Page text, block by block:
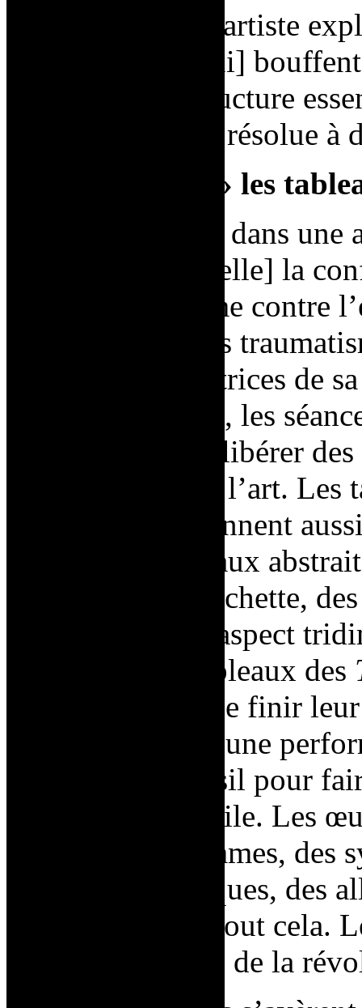
». L’artiste
tourments qui [lui]
à [s]a vie une structure
l’hôpital, elle est résolue à
Faire « saigner » les
Saint Phalle écrit dans
« avait brisé en [elle] la
viol est « un crime contre
révolte contre des
valeurs conservatrices de
paternelle brisé –, les
permettent de se libérer
enfance à travers l’art.
peinture, comprennent
toile. Ces matériaux
ciseaux, une fourchette,
aux tableaux un aspect
important, les tableaux des
les prépare afin de finir
d’invités : lors d’une
pistolet ou un fusil pour
insérés dans la toile. Les
exemple des hommes,
références politiques, des
combinaison de tout cela.
ressortir le thème de la